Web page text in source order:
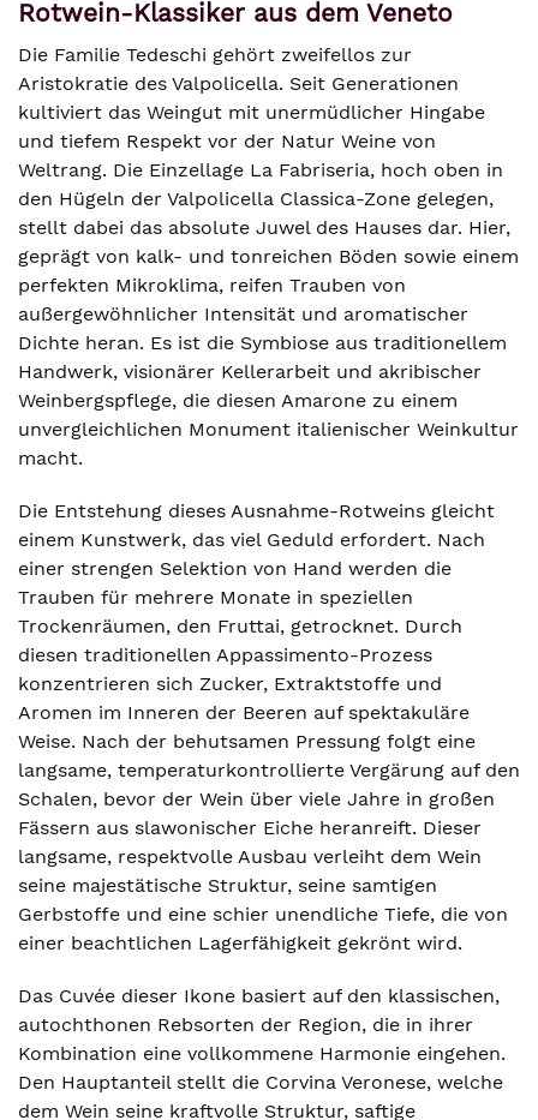
Rotwein-Klassiker aus dem Veneto
Die Familie Tedeschi gehört zweifellos zur
Aristokratie des Valpolicella. Seit Generationen
kultiviert das Weingut mit unermüdlicher Hingabe
und tiefem Respekt vor der Natur Weine von
Weltrang. Die Einzellage La Fabriseria, hoch oben in
den Hügeln der Valpolicella Classica-Zone gelegen,
stellt dabei das absolute Juwel des Hauses dar. Hier,
geprägt von kalk- und tonreichen Böden sowie einem
perfekten Mikroklima, reifen Trauben von
außergewöhnlicher Intensität und aromatischer
Dichte heran. Es ist die Symbiose aus traditionellem
Handwerk, visionärer Kellerarbeit und akribischer
Weinbergspflege, die diesen Amarone zu einem
unvergleichlichen Monument italienischer Weinkultur
macht.
Die Entstehung dieses Ausnahme-Rotweins gleicht
einem Kunstwerk, das viel Geduld erfordert. Nach
einer strengen Selektion von Hand werden die
Trauben für mehrere Monate in speziellen
Trockenräumen, den Fruttai, getrocknet. Durch
diesen traditionellen Appassimento-Prozess
konzentrieren sich Zucker, Extraktstoffe und
Aromen im Inneren der Beeren auf spektakuläre
Weise. Nach der behutsamen Pressung folgt eine
langsame, temperaturkontrollierte Vergärung auf den
Schalen, bevor der Wein über viele Jahre in großen
Fässern aus slawonischer Eiche heranreift. Dieser
langsame, respektvolle Ausbau verleiht dem Wein
seine majestätische Struktur, seine samtigen
Gerbstoffe und eine schier unendliche Tiefe, die von
einer beachtlichen Lagerfähigkeit gekrönt wird.
Das Cuvée dieser Ikone basiert auf den klassischen,
autochthonen Rebsorten der Region, die in ihrer
Kombination eine vollkommene Harmonie eingehen.
Den Hauptanteil stellt die Corvina Veronese, welche
dem Wein seine kraftvolle Struktur, saftige